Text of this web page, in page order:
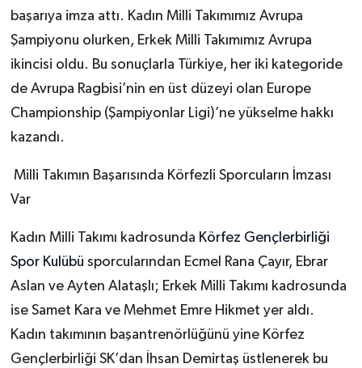
başarıya imza attı. Kadın Milli Takımımız Avrupa
Şampiyonu olurken, Erkek Milli Takımımız Avrupa
ikincisi oldu. Bu sonuçlarla Türkiye, her iki kategoride
de Avrupa Ragbisi’nin en üst düzeyi olan Europe
Championship (Şampiyonlar Ligi)’ne yükselme hakkı
kazandı.
Milli Takımın Başarısında Körfezli Sporcuların İmzası
Var
Kadın Milli Takımı kadrosunda Körfez Gençlerbirliği
Spor Kulübü sporcularından Ecmel Rana Çayır, Ebrar
Aslan ve Ayten Alataşlı; Erkek Milli Takımı kadrosunda
ise Samet Kara ve Mehmet Emre Hikmet yer aldı.
Kadın takımının başantrenörlüğünü yine Körfez
Gençlerbirliği SK’dan İhsan Demirtaş üstlenerek bu